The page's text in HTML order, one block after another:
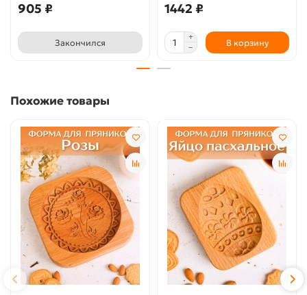
905 ₽
Закончился
1442 ₽
В корзину
Похожие товары